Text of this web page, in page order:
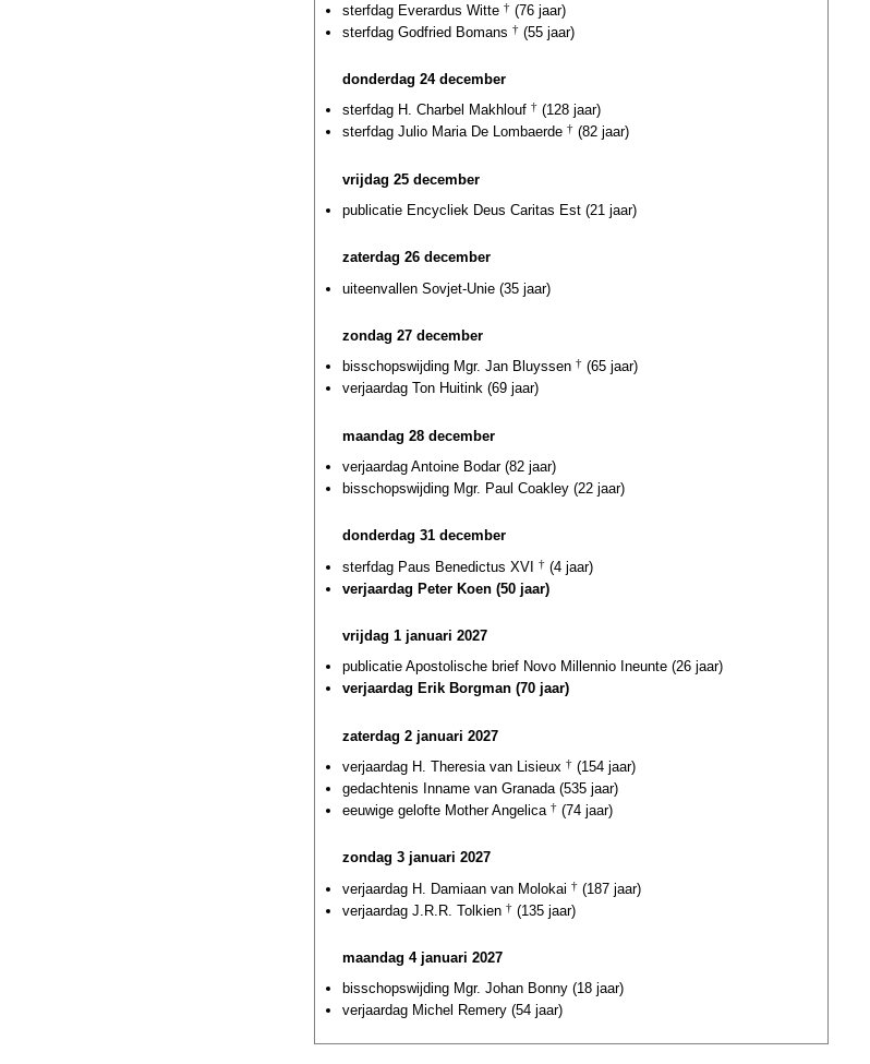
sterfdag Everardus Witte † (76 jaar)
sterfdag Godfried Bomans † (55 jaar)
donderdag 24 december
sterfdag H. Charbel Makhlouf † (128 jaar)
sterfdag Julio Maria De Lombaerde † (82 jaar)
vrijdag 25 december
publicatie Encycliek Deus Caritas Est (21 jaar)
zaterdag 26 december
uiteenvallen Sovjet-Unie (35 jaar)
zondag 27 december
bisschopswijding Mgr. Jan Bluyssen † (65 jaar)
verjaardag Ton Huitink (69 jaar)
maandag 28 december
verjaardag Antoine Bodar (82 jaar)
bisschopswijding Mgr. Paul Coakley (22 jaar)
donderdag 31 december
sterfdag Paus Benedictus XVI † (4 jaar)
verjaardag Peter Koen (50 jaar)
vrijdag 1 januari 2027
publicatie Apostolische brief Novo Millennio Ineunte (26 jaar)
verjaardag Erik Borgman (70 jaar)
zaterdag 2 januari 2027
verjaardag H. Theresia van Lisieux † (154 jaar)
gedachtenis Inname van Granada (535 jaar)
eeuwige gelofte Mother Angelica † (74 jaar)
zondag 3 januari 2027
verjaardag H. Damiaan van Molokai † (187 jaar)
verjaardag J.R.R. Tolkien † (135 jaar)
maandag 4 januari 2027
bisschopswijding Mgr. Johan Bonny (18 jaar)
verjaardag Michel Remery (54 jaar)